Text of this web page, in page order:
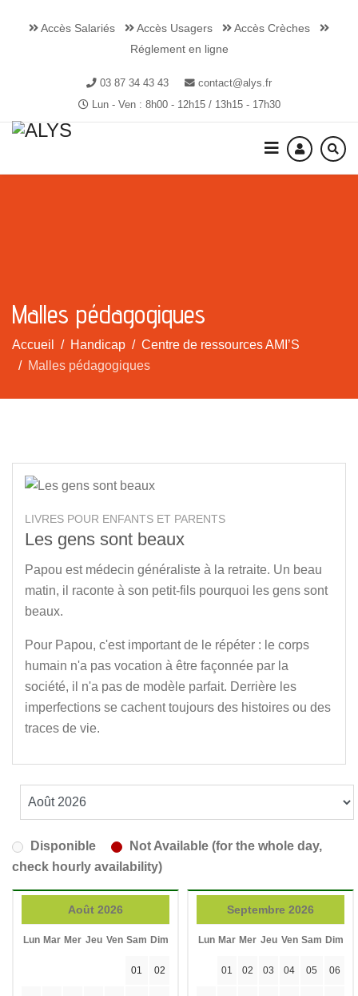
Accès Salariés Accès Usagers
Accès Crèches
Réglement en ligne
03 87 34 43 43
contact@alys.fr
Lun - Ven : 8h00 - 12h15 / 13h15 - 17h30
Malles pédagogiques
Accueil Handicap
Centre de ressources AMI’S
Malles pédagogiques
LIVRES POUR ENFANTS ET PARENTS
Les gens sont beaux
Papou est médecin généraliste à la retraite. Un beau
matin, il raconte à son petit-fils pourquoi les gens sont
beaux.
Pour Papou, c'est important de le répéter : le corps
humain n'a pas vocation à être façonnée par la
société, il n'a pas de modèle parfait. Derrière les
imperfections se cachent toujours des histoires ou des
traces de vie.
Disponible
Not Available (for the whole day,
check hourly availability)
Août 2026
Lun Mar Mer Jeu Ven Sam Dim
01 02
Septembre 2026
Lun Mar Mer Jeu Ven Sam Dim
01 02 03 04 05 06